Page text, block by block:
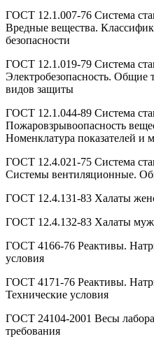
ГОСТ 12.1.007-76 Система
Вредные вещества.
безопасности
ГОСТ 12.1.019-79 Система
Электробезопасность. Общие
видов защиты
ГОСТ 12.1.044-89 Система
Пожаровзрывоопасность
Номенклатура показателей и
ГОСТ 12.4.021-75 Система
Системы вентиляционные.
ГОСТ 12.4.131-83 Халаты
ГОСТ 12.4.132-83 Халаты
ГОСТ 4166-76 Реактивы.
условия
ГОСТ 4171-76 Реактивы.
Технические условия
ГОСТ 24104-2001 Весы
требования